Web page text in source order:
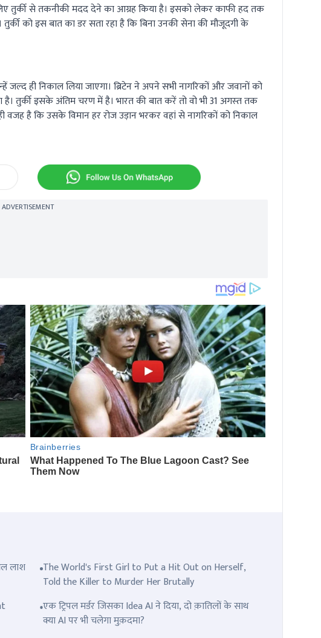
तुर्की से तकनीकी मदद देने का आग्रह किया है। इसको लेकर काफी हद तक
तुर्की को इस बात का डर सता रहा है कि बिना उनकी सेना की मौजूदगी के
ही निकाल लिया जाएगा। ब्रिटेन ने अपने सभी नागरिकों और जवानों को
है। तुर्की इसके अंतिम चरण में है। भारत की बात करें तो वो भी 31 अगस्‍त तक
वजह है कि उसके विमान हर रोज उड़ान भरकर वहां से नागरिकों को निकाल
ADVERTISEMENT
लाश
The World's First Girl to Put a Hit Out on Herself,
Told the Killer to Murder Her Brutally
एक ट्रिपल मर्डर जिसका Idea AI ने दिया, दो क़ातिलों के साथ
क्या AI पर भी चलेगा मुक़दमा?